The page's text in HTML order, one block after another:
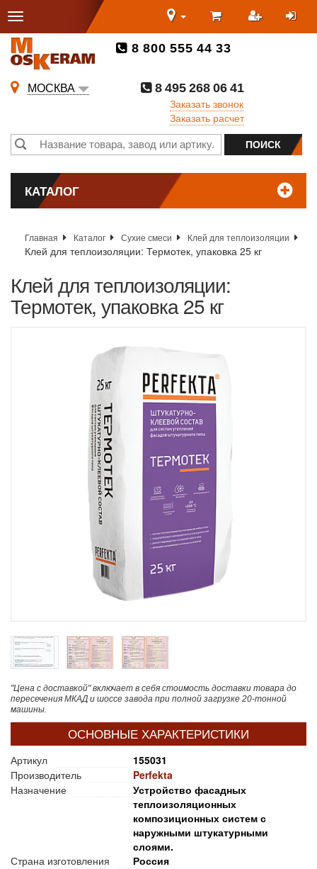
8 800 555 44 33
МОСКВА
8 495 268 06 41
Заказать звонок
Заказать расчет
КАТАЛОГ
Главная Каталог Сухие смеси Клей для теплоизоляции
Клей для теплоизоляции: Термотек, упаковка 25 кг
Клей для теплоизоляции:
Термотек, упаковка 25 кг
"Цена с доставкой" включает в себя стоимость доставки товара до
пересечения МКАД и шоссе завода при полной загрузке 20-тонной
машины.
ОСНОВНЫЕ ХАРАКТЕРИСТИКИ
Артикул
155031
Производитель
Perfekta
Назначение
Устройство фасадных
теплоизоляционных
композиционных систем с
наружными штукатурными
слоями.
Страна изготовления
Россия